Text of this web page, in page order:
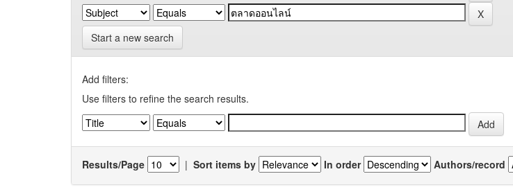
Start a new search
Add filters:
Use filters to refine the search results.
Results/Page | Sort items by In order Authors/record